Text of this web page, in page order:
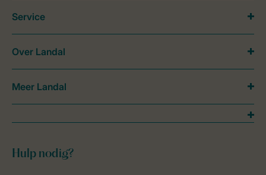
Hulp nodig?
Service
Over Landal
Meer Landal